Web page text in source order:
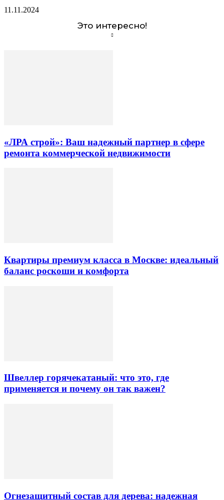
11.11.2024
Это интересно!
«ЛРА строй»: Ваш надежный партнер в сфере
ремонта коммерческой недвижимости
Квартиры премиум класса в Москве: идеальный
баланс роскоши и комфорта
Швеллер горячекатаный: что это, где
применяется и почему он так важен?
Огнезащитный состав для дерева: надежная